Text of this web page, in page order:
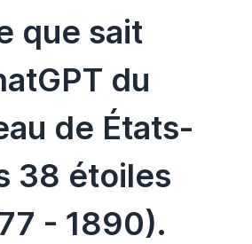
que sait
du
de États-
38 étoiles
- 1890).